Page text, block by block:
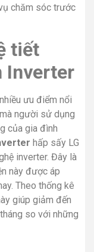
chăm sóc trước
tiết
Inverter
ưu điểm nổi
người sử dụng
của gia đình
hấp sấy LG
inverter. Đây là
này được áp
Theo thống kê
giúp giảm đến
so với những